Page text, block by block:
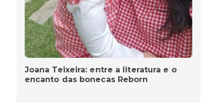
Joana Teixeira: entre a literatura e o
encanto das bonecas Reborn